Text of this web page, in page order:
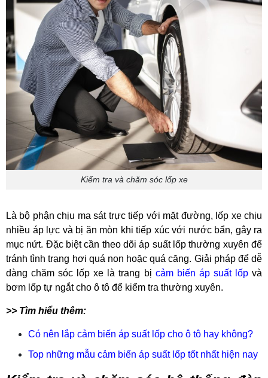
Kiểm tra và chăm sóc lốp xe
Là bộ phận chịu ma sát trực tiếp với mặt đường, lốp xe chịu
nhiều áp lực và bị ăn mòn khi tiếp xúc với nước bẩn, gây ra
mục nứt. Đặc biệt cần theo dõi áp suất lốp thường xuyên để
tránh tình trạng hơi quá non hoặc quá căng. Giải pháp để dễ
dàng chăm sóc lốp xe là trang bị cảm biến áp suất lốpvà
bơm lốp tự ngắt cho ô tô để kiểm tra thường xuyên.
>> Tìm hiểu thêm:
Có nên lắp cảm biến áp suất lốp cho ô tô hay không?
Top những mẫu cảm biến áp suất lốp tốt nhất hiện nay